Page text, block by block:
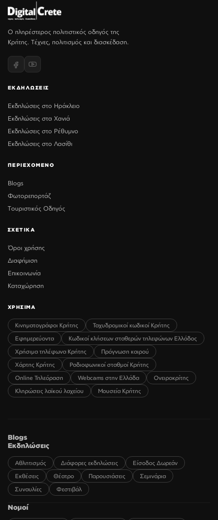
Ο πληρέστερος πολιτιστικός οδηγός της
Κρήτης. Τέχνες, πολιτισμός και διασκέδαση.
ΕΚΔΗΛΩΣΕΙΣ
Εκδηλώσεις στο Ηράκλειο
Εκδηλώσεις στα Χανιά
Εκδηλώσεις στο Ρέθυμνο
Εκδηλώσεις στο Λασίθι
ΠΕΡΙΕΧΟΜΕΝΟ
Blogs
Φωτορεπορτάζ
Τουριστικός Οδηγός
ΣΧΕΤΙΚΑ
Όροι χρήσης
Διαφήμιση
Επικοινωνία
Καταχώρηση
ΧΡΗΣΙΜΑ
Κινηματογράφοι Κρήτης
Ταχυδρομικοί κωδικοί Κρήτης
Εφημερεύοντα
Κωδικοί κλήσεων σταθερών τηλεφώνων Ελλάδος
Χρήσιμα τηλέφωνα Κρήτης
Πρόγνωση καιρού
Χάρτης Κρήτης
Ραδιοφωνικοί σταθμοί Κρήτης
Online Τηλεόραση
Webcams στην Ελλάδα
Ονειροκρίτης
Κληρώσεις λαϊκού λαχείου
Μουσεία Κρήτης
Blogs
Εκδηλώσεις
Αθλητισμός Διάφορες εκδηλώσεις
Είσοδος Δωρεάν
Εκθέσεις
Θέατρο Παρουσιάσεις
Σεμινάρια
Συναυλίες
Φεστιβάλ
Νομοί